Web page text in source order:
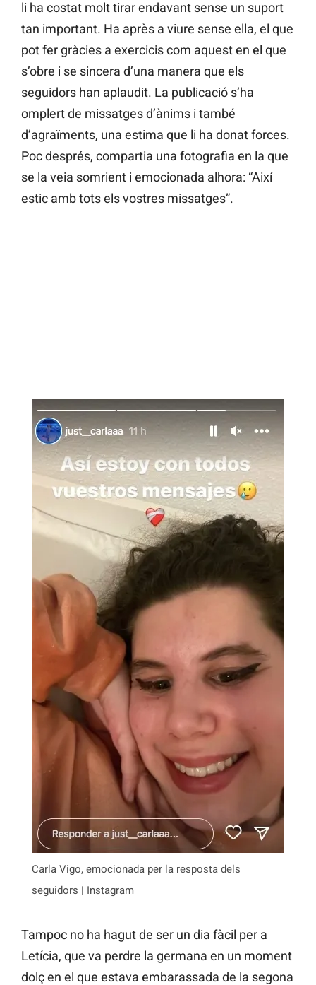
li ha costat molt tirar endavant sense un suport
tan important. Ha après a viure sense ella, el que
pot fer gràcies a exercicis com aquest en el que
s’obre i se sincera d’una manera que els
seguidors han aplaudit. La publicació s’ha
omplert de missatges d’ànims i també
d’agraïments, una estima que li ha donat forces.
Poc després, compartia una fotografia en la que
se la veia somrient i emocionada alhora: “Així
estic amb tots els vostres missatges”.
Carla Vigo, emocionada per la resposta dels
seguidors | Instagram
Tampoc no ha hagut de ser un dia fàcil per a
Letícia, que va perdre la germana en un moment
dolç en el que estava embarassada de la segona